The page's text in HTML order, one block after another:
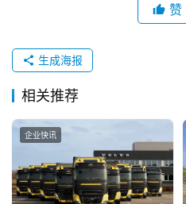
社
区
赞
生成海报
相关推荐
企业快讯